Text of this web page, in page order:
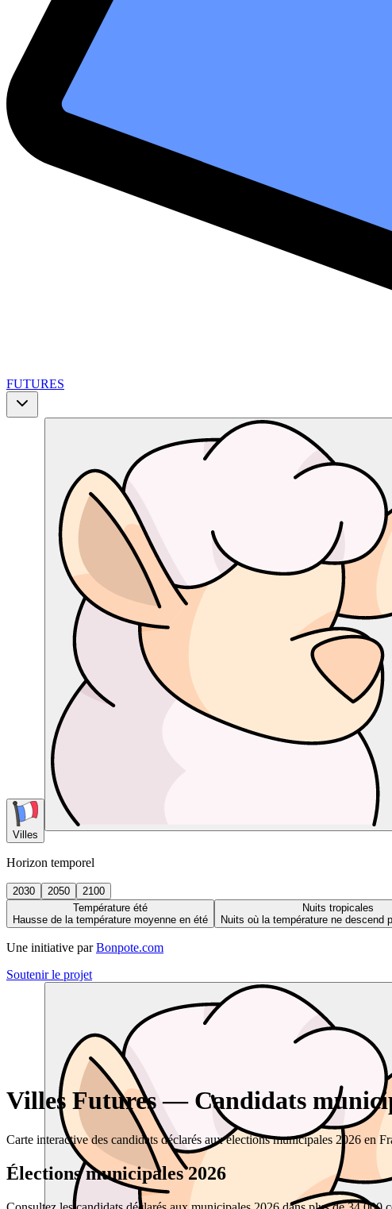
FUTURES
Villes
Horizon temporel
2030 2050
2100
Température été
Hausse de la température moyenne en été
Nuits tropicales
Nuits où la température ne descend
Une initiative par Bonpote.com
Soutenir le projet
Villes Futures — Candidats
Carte interactive des candidats déclarés aux élections municipales 2026 en
Élections municipales 2026